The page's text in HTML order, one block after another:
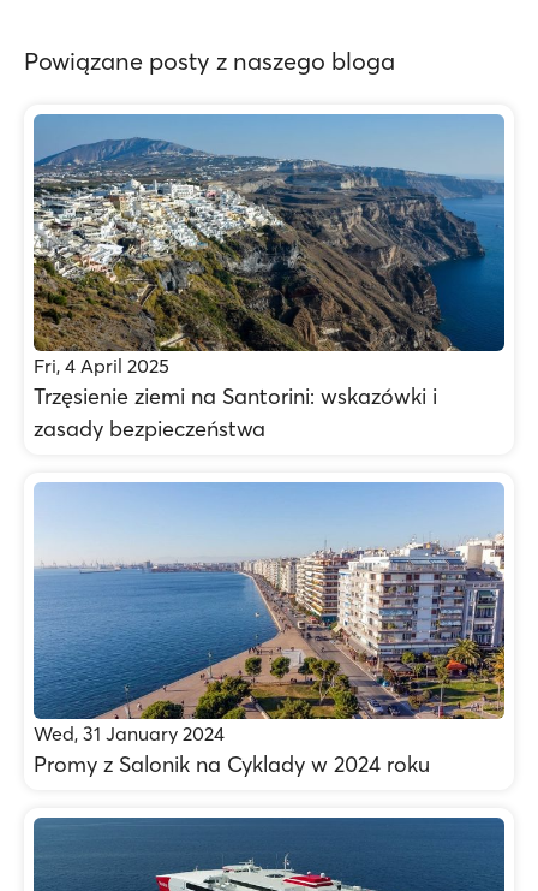
Powiązane posty z naszego bloga
Fri, 4 April 2025
Trzęsienie ziemi na Santorini: wskazówki i
zasady bezpieczeństwa
Wed, 31 January 2024
Promy z Salonik na Cyklady w 2024 roku